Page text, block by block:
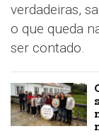
verdadeiras,
o que queda
ser contado.